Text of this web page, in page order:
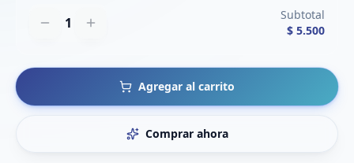
1
Subtotal
$ 5.500
Agregar al carrito
Comprar ahora